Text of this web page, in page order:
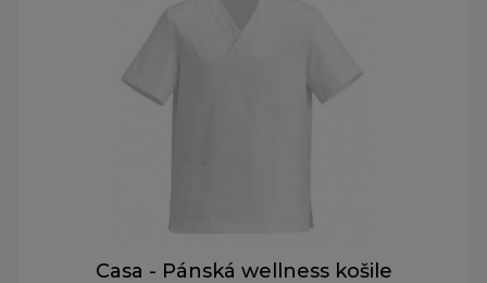
Casa - Pánská wellness košile